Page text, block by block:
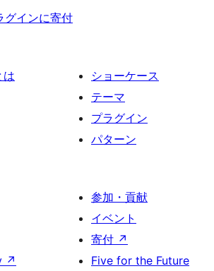
グインに寄付
は
ショーケース
テーマ
プラグイン
パターン
↗
参加・貢献
イベント
寄付 ↗
Five for the Future